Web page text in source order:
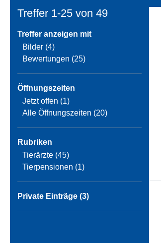
Treffer 1-25 von 49
Treffer anzeigen mit
Bilder (4)
Bewertungen (25)
Öffnungszeiten
Jetzt offen (1)
Alle Öffnungszeiten (20)
Rubriken
Tierärzte (45)
Tierpensionen (1)
Private Einträge (3)